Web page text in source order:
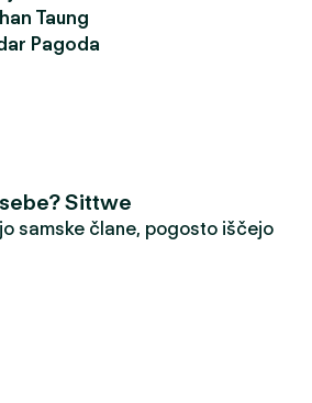
Taung
Pagoda
Sittwe
samske člane, pogosto iščejo